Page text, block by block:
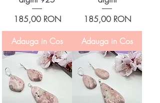
Preț
185,00 RON
Adauga in Cos
Preț
185,00 RON
Adauga in Cos